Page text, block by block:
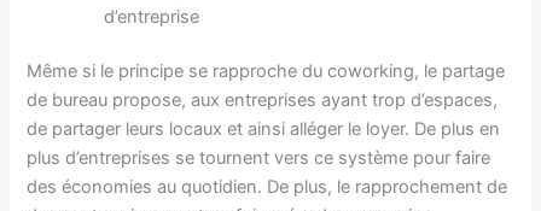
d’entreprise
Même si le principe se rapproche du coworking, le partage
de bureau propose, aux entreprises ayant trop d’espaces,
de partager leurs locaux et ainsi alléger le loyer. De plus en
plus d’entreprises se tournent vers ce système pour faire
des économies au quotidien. De plus, le rapprochement de